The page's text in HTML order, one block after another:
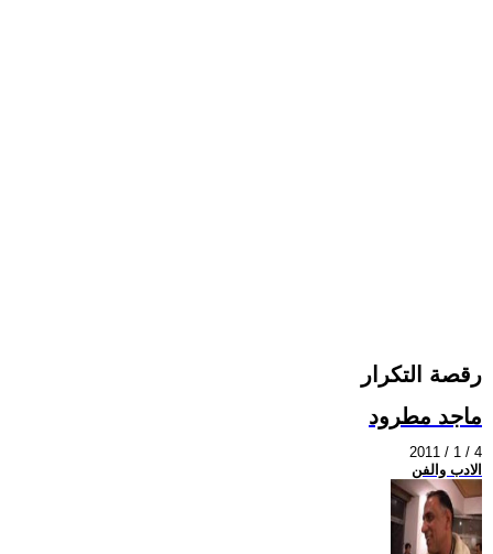
رقصة التكرار
ماجد مطرود
2011 / 1 / 4
الادب والفن